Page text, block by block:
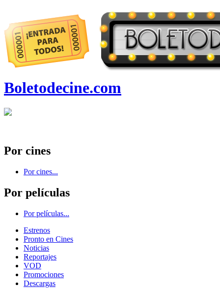
Boletodecine.com
Por cines
Por cines...
Por películas
Por películas...
Estrenos
Pronto en Cines
Noticias
Reportajes
VOD
Promociones
Descargas